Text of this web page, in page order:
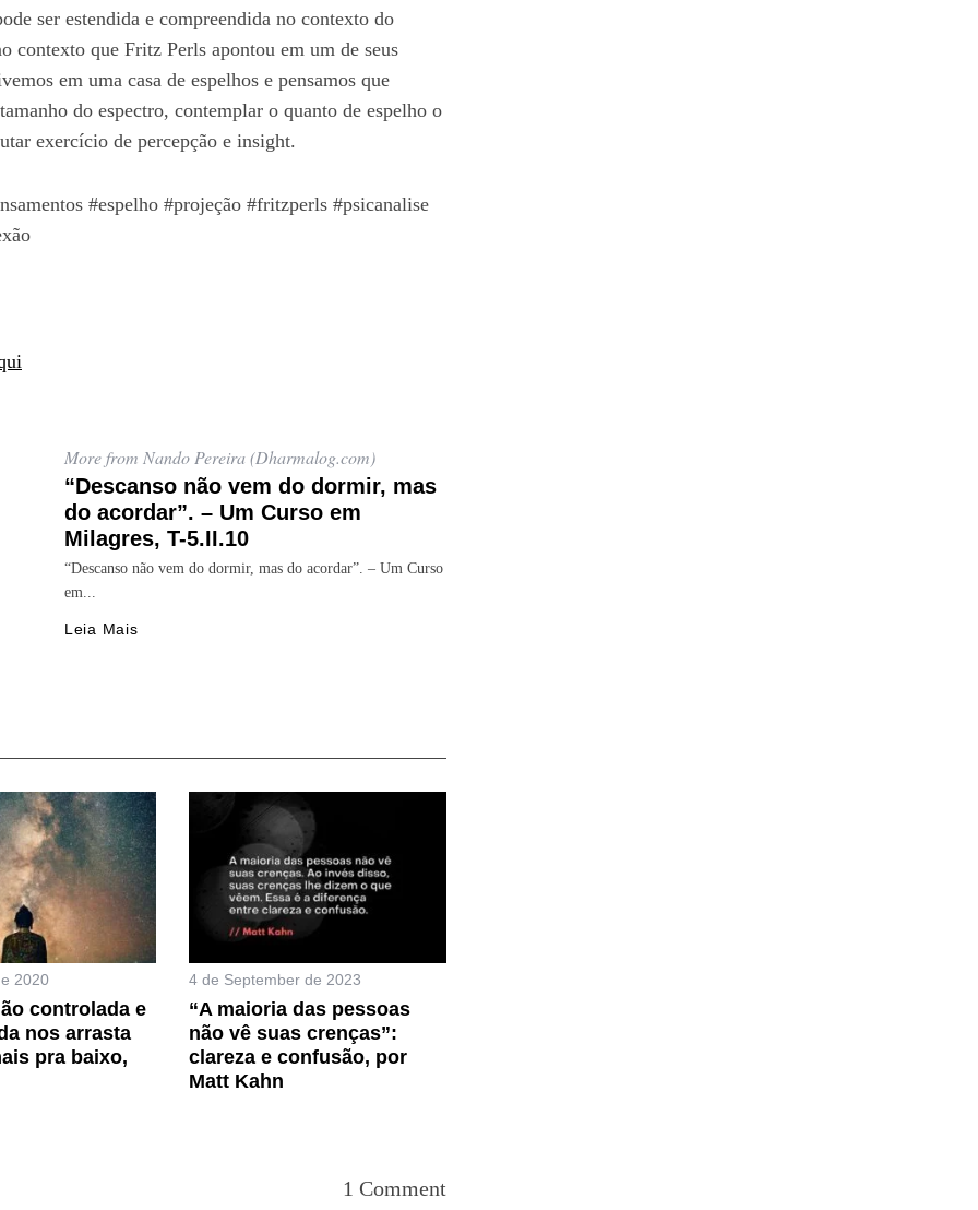
ser estendida e compreendida no contexto do
que Fritz Perls apontou em um de seus
em uma casa de espelhos e pensamos que
do espectro, contemplar o quanto de espelho o
exercício de percepção e insight.
#espelho #projeção #fritzperls #psicanalise
More from Nando Pereira (Dharmalog.com)
“Descanso não vem do dormir, mas
do acordar”. – Um Curso em
Milagres, T-5.II.10
“Descanso não vem do dormir, mas do acordar”. – Um Curso
em...
Leia Mais
2020
controlada e
nos arrasta
pra baixo,
4 de September de 2023
“A maioria das pessoas
não vê suas crenças”:
clareza e confusão, por
Matt Kahn
1 Comment